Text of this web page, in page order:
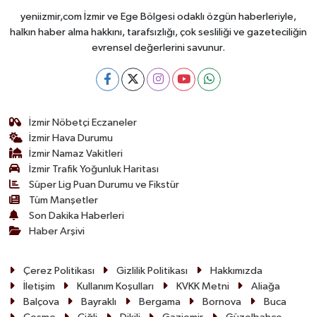
yeniizmir,com İzmir ve Ege Bölgesi odaklı özgün haberleriyle,
halkın haber alma hakkını, tarafsızlığı, çok sesliliği ve gazeteciliğin
evrensel değerlerini savunur.
İzmir Nöbetçi Eczaneler
İzmir Hava Durumu
İzmir Namaz Vakitleri
İzmir Trafik Yoğunluk Haritası
Süper Lig Puan Durumu ve Fikstür
Tüm Manşetler
Son Dakika Haberleri
Haber Arşivi
Çerez Politikası Gizlilik Politikası
Hakkımızda
İletişim
Kullanım Koşulları KVKK Metni
Aliağa
Balçova
Bayraklı Bergama Bornova
Buca